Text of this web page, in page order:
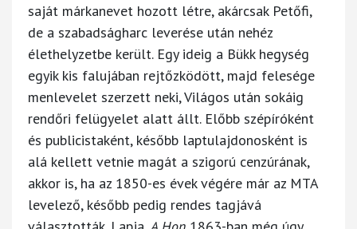
saját márkanevet hozott létre, akárcsak Petőfi,
de a szabadságharc leverése után nehéz
élethelyzetbe került. Egy ideig a Bükk hegység
egyik kis falujában rejtőzködött, majd felesége
menlevelet szerzett neki, Világos után sokáig
rendőri felügyelet alatt állt. Előbb szépíróként
és publicistaként, később laptulajdonosként is
alá kellett vetnie magát a szigorú cenzúrának,
akkor is, ha az 1850-es évek végére már az MTA
levelező, később pedig rendes tagjává